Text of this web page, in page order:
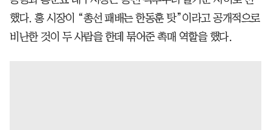
했다. 홍 시장이 “총선 패배는 한동훈 탓”이라고 공개적으로
비난한 것이 두 사람을 한데 묶어준 촉매 역할을 했다.